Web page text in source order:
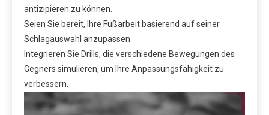
antizipieren zu können.
Seien Sie bereit, Ihre Fußarbeit basierend auf seiner
Schlagauswahl anzupassen.
Integrieren Sie Drills, die verschiedene Bewegungen des
Gegners simulieren, um Ihre Anpassungsfähigkeit zu
verbessern.